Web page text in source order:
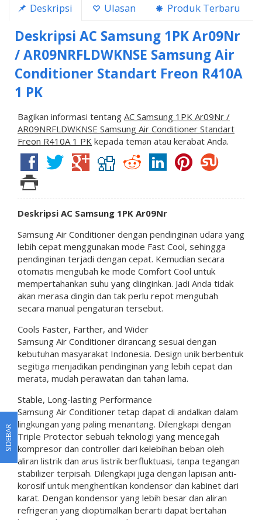
Deskripsi Ulasan Produk Terbaru
Deskripsi AC Samsung 1PK Ar09Nr
/ AR09NRFLDWKNSE Samsung Air
Conditioner Standart Freon R410A
1 PK
Bagikan informasi tentang AC Samsung 1PK Ar09Nr /
AR09NRFLDWKNSE Samsung Air Conditioner Standart
Freon R410A 1 PK kepada teman atau kerabat Anda.
Deskripsi AC Samsung 1PK Ar09Nr
Samsung Air Conditioner dengan pendinginan udara yang
lebih cepat menggunakan mode Fast Cool, sehingga
pendinginan terjadi dengan cepat. Kemudian secara
otomatis mengubah ke mode Comfort Cool untuk
mempertahankan suhu yang diinginkan. Jadi Anda tidak
akan merasa dingin dan tak perlu repot mengubah
secara manual pengaturan tersebut.
Cools Faster, Farther, and Wider
Samsung Air Conditioner dirancang sesuai dengan
kebutuhan masyarakat Indonesia. Design unik berbentuk
segitiga menjadikan pendinginan yang lebih cepat dan
merata, mudah perawatan dan tahan lama.
Stable, Long-lasting Performance
Samsung Air Conditioner tetap dapat di andalkan dalam
lingkungan yang paling menantang. Dilengkapi dengan
Triple Protector sebuah teknologi yang mencegah
kompresor dan controller dari kelebihan beban oleh
aliran listrik dan arus listrik berfluktuasi, tanpa tegangan
stabilizer terpisah. Dilengkapi juga dengan lapisan anti-
korosif untuk menghentikan kondensor dan kabinet dari
karat. Dengan kondensor yang lebih besar dan aliran
refrigeran yang dioptimalkan berarti dapat bertahan
SIDEBAR